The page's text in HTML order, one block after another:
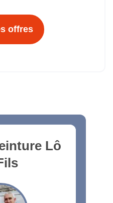
offres
Lô